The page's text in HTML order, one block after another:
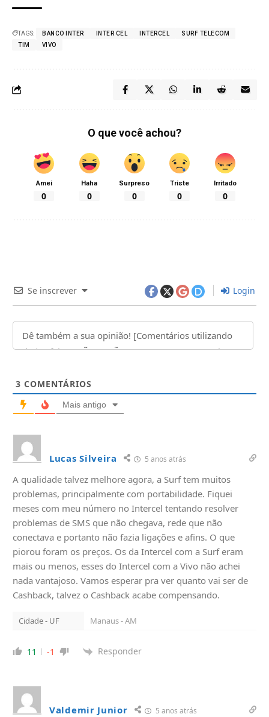
TAGS: BANCO INTER INTER CEL INTERCEL
SURF TELECOM
TIM
VIVO
O que você achou?
Amei
0
Haha
0
Surpreso
0
Triste
0
Irritado
0
Se inscrever Login
3 COMENTÁRIOS
Mais antigo
Lucas Silveira 5 anos atrás
A qualidade talvez melhore agora, a Surf tem muitos
problemas, principalmente com portabilidade. Fiquei
meses com meu número no Intercel tentando resolver
problemas de SMS que não chegava, rede que não
conectava e portanto não fazia ligações e afins. O que
piorou foram os preços. Os da Intercel com a Surf eram
mais ou menos, esses do Intercel com a Vivo não achei
nada vantajoso. Vamos esperar pra ver quanto vai ser de
Cashback, talvez o Cashback acabe compensando.
Cidade - UF Manaus - AM
11 -1 Responder
Valdemir Junior 5 anos atrás